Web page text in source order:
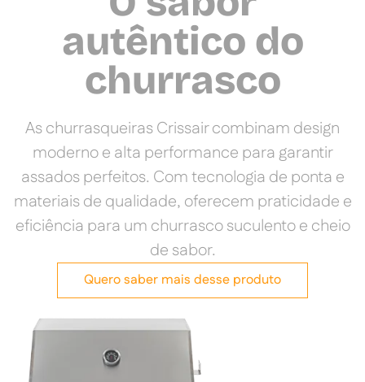
autêntico do
churrasco
As churrasqueiras Crissair combinam design
moderno e alta performance para garantir
assados perfeitos. Com tecnologia de ponta e
materiais de qualidade, oferecem praticidade e
eficiência para um churrasco suculento e cheio
de sabor.
Quero saber mais desse produto